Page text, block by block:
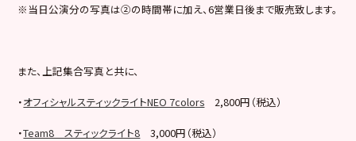
※当日公演分の写真は②の時間帯に加え、6営業日後まで販売致します。
また、上記集合写真と共に、
・オフィシャルスティックライトNEO 7colors 2,800円（税込）
・Team8 スティックライト8 3,000円（税込）